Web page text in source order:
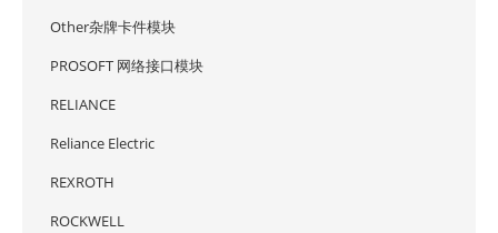
Other杂牌卡件模块
PROSOFT 网络接口模块
RELIANCE
Reliance Electric
REXROTH
ROCKWELL